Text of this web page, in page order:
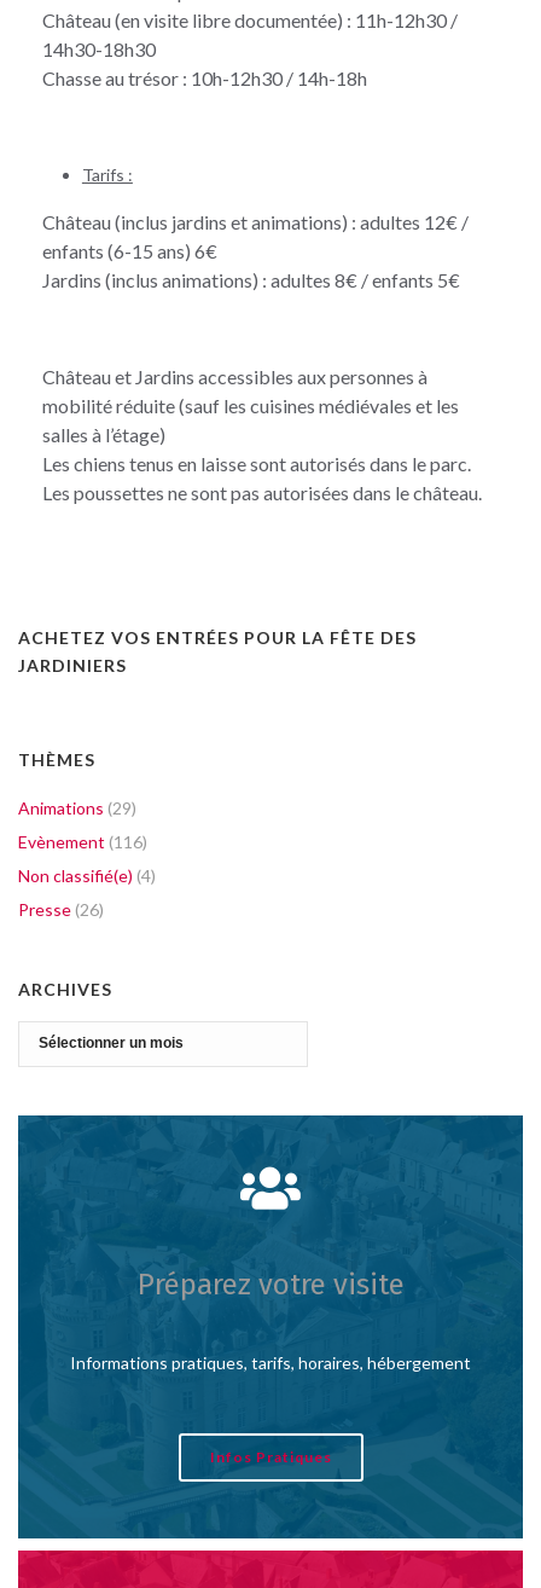
Château (en visite libre documentée) : 11h-12h30 /
14h30-18h30
Chasse au trésor : 10h-12h30 / 14h-18h
Tarifs :
Château (inclus jardins et animations) : adultes 12€ /
enfants (6-15 ans) 6€
Jardins (inclus animations) : adultes 8€ / enfants 5€
Château et Jardins accessibles aux personnes à
mobilité réduite (sauf les cuisines médiévales et les
salles à l’étage)
Les chiens tenus en laisse sont autorisés dans le parc.
Les poussettes ne sont pas autorisées dans le château.
ACHETEZ VOS ENTRÉES POUR LA FÊTE DES
JARDINIERS
THÈMES
Animations (29)
Evènement (116)
Non classifié(e) (4)
Presse (26)
ARCHIVES
Archives
Préparez votre visite
Informations pratiques, tarifs, horaires, hébergement
Infos Pratiques